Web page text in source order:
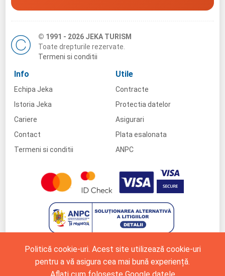
Politică cookie-uri. Acest site utilizează cookie-uri
pentru a vă asigura cea mai bună experiență.
© 1991 - 2026 JEKA TURISM
Toate drepturile rezervate.
Termeni si conditii
Info
Echipa Jeka
Istoria Jeka
Cariere
Contact
Termeni si conditii
Utile
Contracte
Protectia datelor
Asigurari
Plata esalonata
ANPC